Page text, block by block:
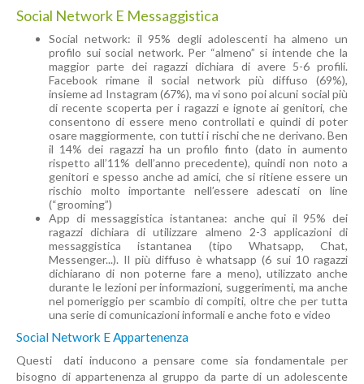
Social Network E Messaggistica
Social network: il 95% degli adolescenti ha almeno un
profilo sui social network. Per “almeno” si intende che la
maggior parte dei ragazzi dichiara di avere 5-6 profili.
Facebook rimane il social network più diffuso (69%),
insieme ad Instagram (67%), ma vi sono poi alcuni social più
di recente scoperta per i ragazzi e ignote ai genitori, che
consentono di essere meno controllati e quindi di poter
osare maggiormente, con tutti i rischi che ne derivano. Ben
il 14% dei ragazzi ha un profilo finto (dato in aumento
rispetto all’11% dell’anno precedente), quindi non noto a
genitori e spesso anche ad amici, che si ritiene essere un
rischio molto importante nell’essere adescati on line
(“grooming”)
App di messaggistica istantanea: anche qui il 95% dei
ragazzi dichiara di utilizzare almeno 2-3 applicazioni di
messaggistica istantanea (tipo Whatsapp, Chat,
Messenger...). Il più diffuso è whatsapp (6 sui 10 ragazzi
dichiarano di non poterne fare a meno), utilizzato anche
durante le lezioni per informazioni, suggerimenti, ma anche
nel pomeriggio per scambio di compiti, oltre che per tutta
una serie di comunicazioni informali e anche foto e video
Social Network E Appartenenza
Questi dati inducono a pensare come sia fondamentale per
bisogno di appartenenza al gruppo da parte di un adolescente